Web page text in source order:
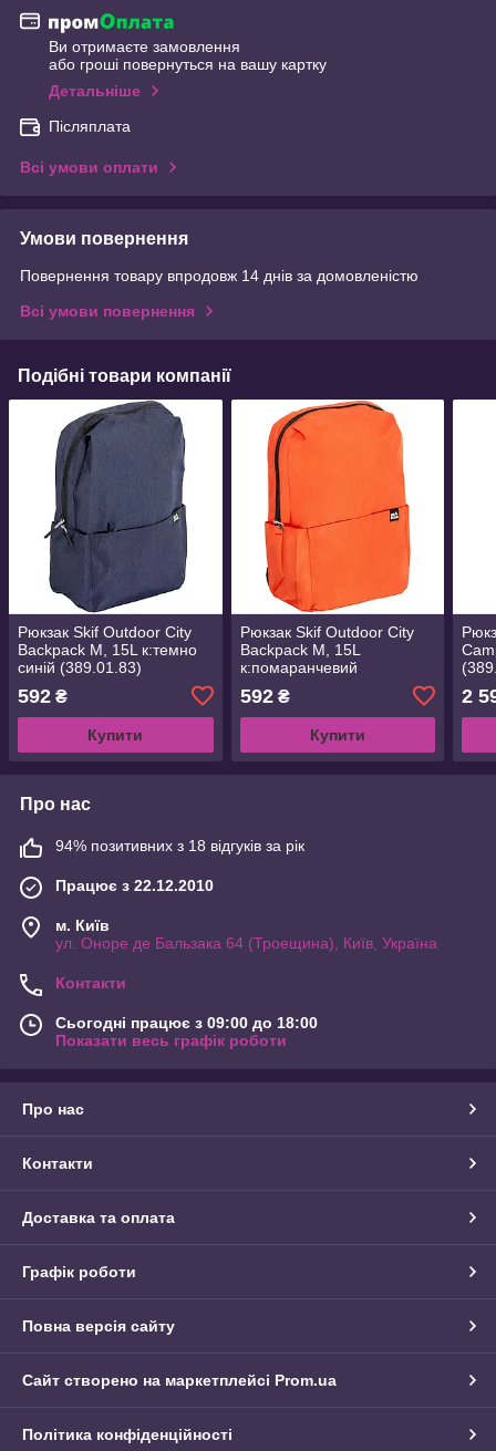
Ви отримаєте замовлення
або гроші повернуться на вашу картку
Детальніше
Післяплата
Всі умови оплати
Умови повернення
Повернення товару впродовж 14 днів за домовленістю
Всі умови повернення
Подібні товари компанії
Рюкзак Skif Outdoor City
Backpack M, 15L к:темно
синій (389.01.83)
592 ₴
Купити
Рюкзак Skif Outdoor City
Backpack M, 15L
к:помаранчевий
592₴
Купити
2
Про нас
94% позитивних з 18 відгуків за рік
Працює з 22.12.2010
м. Київ
ул. Оноре де Бальзака 64 (Троещина), Київ, Україна
Контакти
Сьогодні працює з 09:00 до 18:00
Показати весь графік роботи
Про нас
Контакти
Доставка та оплата
Графік роботи
Повна версія сайту
Сайт створено на маркетплейсі Prom.ua
Політика конфіденційності